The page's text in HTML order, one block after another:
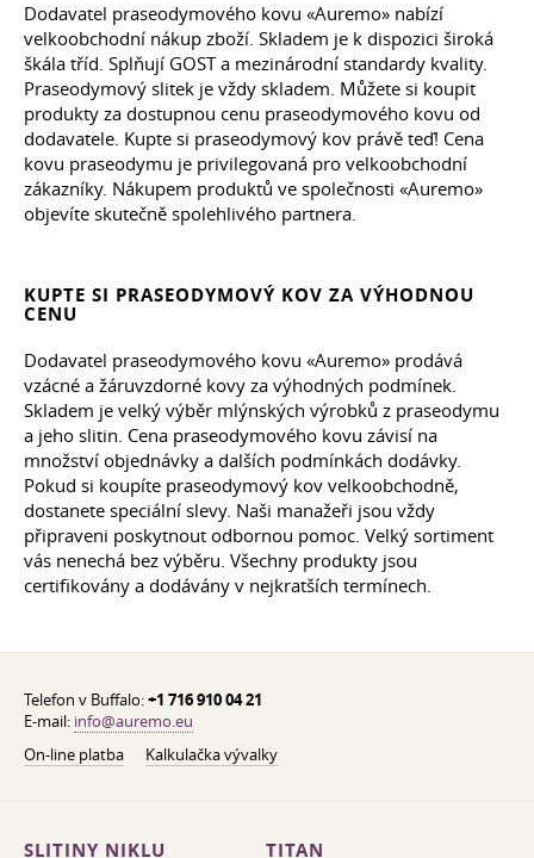
Dodavatel praseodymového kovu «Auremo» nabízí
velkoobchodní nákup zboží. Skladem je k dispozici široká
škála tříd. Splňují GOST a mezinárodní standardy kvality.
Praseodymový slitek je vždy skladem. Můžete si koupit
produkty za dostupnou cenu praseodymového kovu od
dodavatele. Kupte si praseodymový kov právě teď! Cena
kovu praseodymu je privilegovaná pro velkoobchodní
zákazníky. Nákupem produktů ve společnosti «Auremo»
objevíte skutečně spolehlivého partnera.
KUPTE SI PRASEODYMOVÝ KOV ZA VÝHODNOU
CENU
Dodavatel praseodymového kovu «Auremo» prodává
vzácné a žáruvzdorné kovy za výhodných podmínek.
Skladem je velký výběr mlýnských výrobků z praseodymu
a jeho slitin. Cena praseodymového kovu závisí na
množství objednávky a dalších podmínkách dodávky.
Pokud si koupíte praseodymový kov velkoobchodně,
dostanete speciální slevy. Naši manažeři jsou vždy
připraveni poskytnout odbornou pomoc. Velký sortiment
vás nenechá bez výběru. Všechny produkty jsou
certifikovány a dodávány v nejkratších termínech.
Telefon v Buffalo:+1 716 910 04 21
E-mail: info@auremo.eu
On-line platba
Kalkulačka vývalky
SLITINY NIKLU TITAN